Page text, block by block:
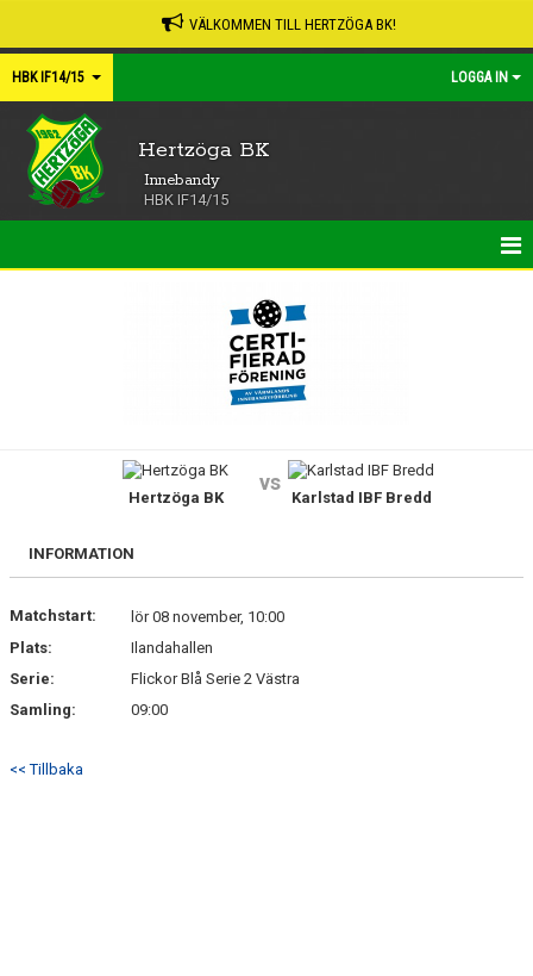
VÄLKOMMEN TILL HERTZÖGA BK!
HBK IF14/15 LOGGA IN
Hertzöga BK
Innebandy
HBK IF14/15
BILDGALLERI
KONTAKT
Hertzöga BK
vs
Karlstad IBF Bredd
INFORMATION
Matchstart:
lör 08 november, 10:00
Plats:
Ilandahallen
Serie:
Flickor Blå Serie 2 Västra
Samling:
09:00
<< Tillbaka